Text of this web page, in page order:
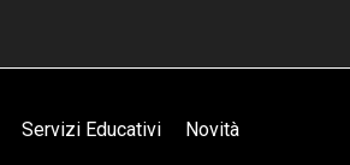
Servizi Educativi Novità